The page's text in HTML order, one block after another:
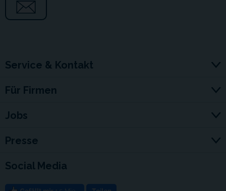
Service & Kontakt
Für Firmen
Jobs
Presse
Social Media